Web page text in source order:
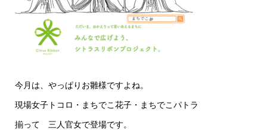
今月は、やっぱりお雛様ですよね。
現場女子トコロ・まちでこ花子・まちでこパトラ
揃って 三人官女で登場です。